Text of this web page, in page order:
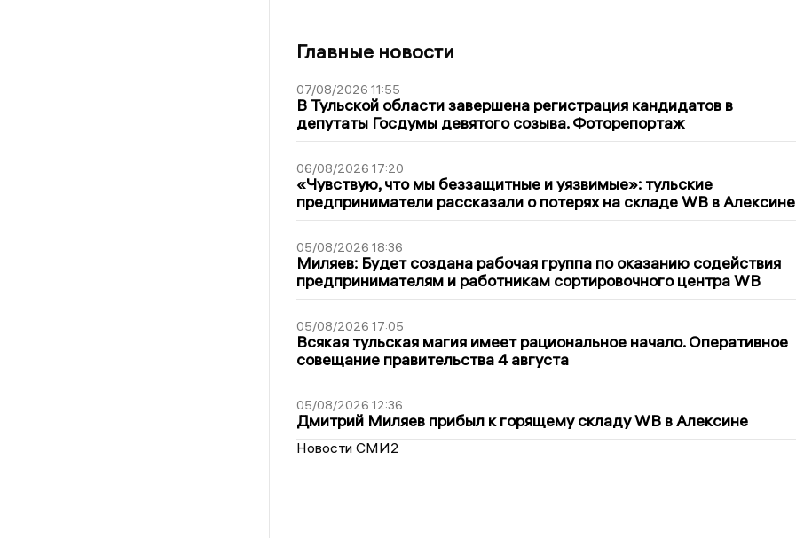
Главные новости
07/08/2026 11:55
В Тульской области завершена регистрация кандидатов в
депутаты Госдумы девятого созыва. Фоторепортаж
06/08/2026 17:20
«Чувствую, что мы беззащитные и уязвимые»: тульские
предприниматели рассказали о потерях на складе WB в Алексине
05/08/2026 18:36
Миляев: Будет создана рабочая группа по оказанию содействия
предпринимателям и работникам сортировочного центра WB
05/08/2026 17:05
Всякая тульская магия имеет рациональное начало. Оперативное
совещание правительства 4 августа
05/08/2026 12:36
Дмитрий Миляев прибыл к горящему складу WB в Алексине
Новости СМИ2